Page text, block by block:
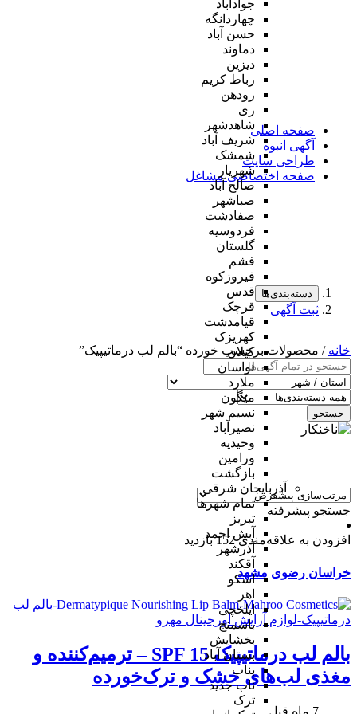
جوادآباد
چهاردانگه
حسن آباد
دماوند
دیزین
رباط کریم
رودهن
ری
شاهدشهر
شریف آباد
شمشک
شهریار
صالح آباد
صباشهر
صفادشت
فردوسیه
گلستان
فشم
فیروزکوه
قدس
قرچک
قیامدشت
کهریزک
کیلان
لواسان
ملارد
میگون
نسیم شهر
نصیرآباد
وحیدیه
ورامین
بازگشت
آذربایجان شرقی
تمام شهر‌ها
تبریز
آبش احمد
آذرشهر
آقکند
اسکو
اهر
ایلخچی
باسمنج
بخشایش
بستان آباد
بناب
ناب جدید
ترک
صفحه اصلی
آگهی انبوه
طراحی سایت
صفحه اختصاصی مشاغل
دسته‌بندی‌ها
ثبت آگهی
خانه / محصولات برچسب خورده “بالم لب درماتیپیک”
جستجو
جستجو پیشرفته
افزودن به علاقه‌مندی 152 بازدید
خراسان رضوی مشهد
بالم لب درماتیپیک SPF 15 – ترمیم‌کننده و
مغذی لب‌های خشک و ترک‌خورده
7 ماه قبل